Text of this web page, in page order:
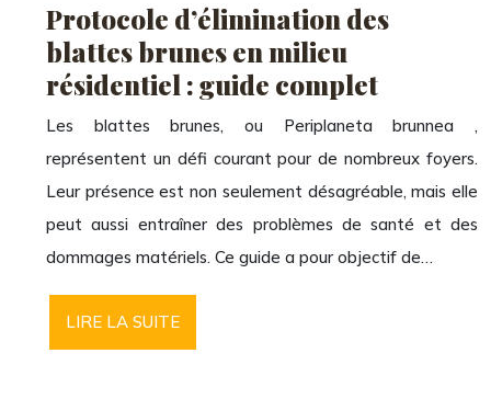
Protocole d’élimination des
blattes brunes en milieu
résidentiel : guide complet
Les blattes brunes, ou Periplaneta brunnea ,
représentent un défi courant pour de nombreux foyers.
Leur présence est non seulement désagréable, mais elle
peut aussi entraîner des problèmes de santé et des
dommages matériels. Ce guide a pour objectif de…
LIRE LA SUITE